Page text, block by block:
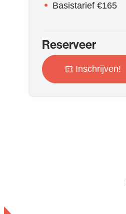
Basistarief €165
Reserveer
Inschrijven!